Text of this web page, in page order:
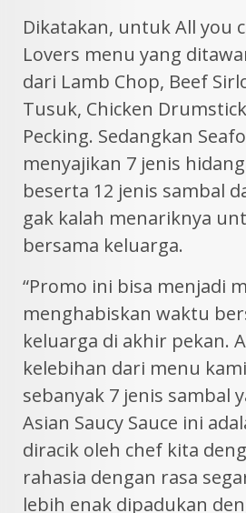
Dikatakan, untuk All you
Lovers menu yang
dari Lamb Chop, Beef
Tusuk, Chicken
Pecking. Sedangkan
menyajikan 7 jenis
beserta 12 jenis sambal
gak kalah menariknya
bersama keluarga.
“Promo ini bisa menjadi
menghabiskan waktu
keluarga di akhir pekan.
kelebihan dari menu
sebanyak 7 jenis sambal
Asian Saucy Sauce ini
diracik oleh chef kita
rahasia dengan rasa
lebih enak dipadukan